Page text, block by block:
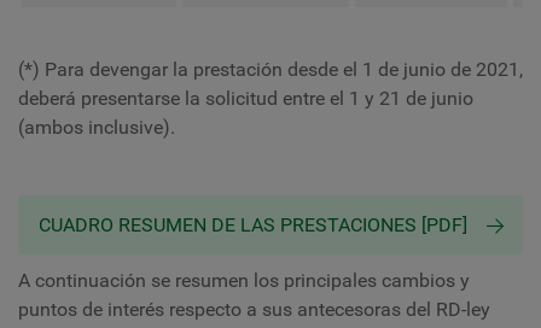
(*) Para devengar la prestación desde el 1 de junio de 2021,
deberá presentarse la solicitud entre el 1 y 21 de junio
(ambos inclusive).
CUADRO RESUMEN DE LAS PRESTACIONES [PDF]
A continuación se resumen los principales cambios y
puntos de interés respecto a sus antecesoras del RD-ley